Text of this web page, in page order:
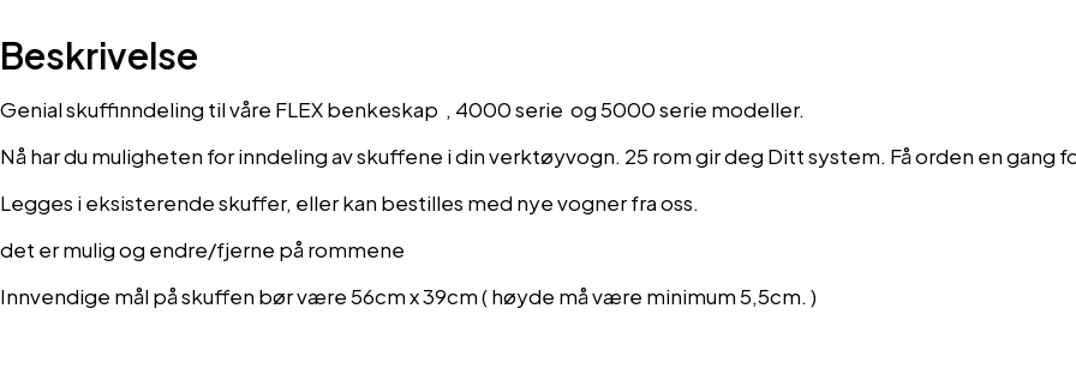
Beskrivelse
Genial skuffinndeling til våre FLEX benkeskap , 4000 serie og 5000 serie modeller.
Nå har du muligheten for inndeling av skuffene i din verktøyvogn. 25 rom gir deg Ditt system. Få orden en gang
Legges i eksisterende skuffer, eller kan bestilles med nye vogner fra oss.
det er mulig og endre/fjerne på rommene
Innvendige mål på skuffen bør være 56cm x 39cm ( høyde må være minimum 5,5cm. )